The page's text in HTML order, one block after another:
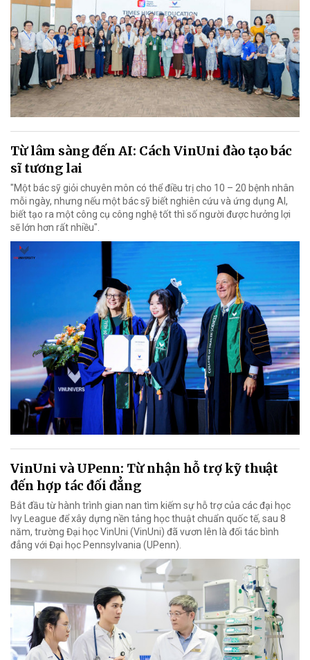
Từ lâm sàng đến AI: Cách VinUni đào tạo bác
sĩ tương lai
"Một bác sỹ giỏi chuyên môn có thể điều trị cho 10 – 20 bệnh nhân
mỗi ngày, nhưng nếu một bác sỹ biết nghiên cứu và ứng dụng AI,
biết tạo ra một công cụ công nghệ tốt thì số người được hưởng lợi
sẽ lớn hơn rất nhiều".
VinUni và UPenn: Từ nhận hỗ trợ kỹ thuật
đến hợp tác đối đẳng
Bắt đầu từ hành trình gian nan tìm kiếm sự hỗ trợ của các đại học
Ivy League để xây dựng nền tảng học thuật chuẩn quốc tế, sau 8
năm, trường Đại học VinUni (VinUni) đã vươn lên là đối tác bình
đẳng với Đại học Pennsylvania (UPenn).